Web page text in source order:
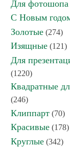
Для фотошопа
С Новым
Золотые (274)
Изящные (121)
Для
(1220)
Квадратные
(246)
Клиппарт (70)
Красивые (178)
Круглые (342)